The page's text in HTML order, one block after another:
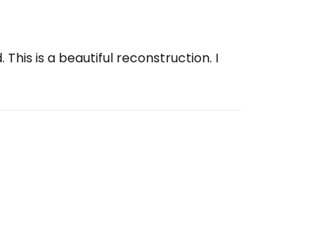
is a beautiful reconstruction. I